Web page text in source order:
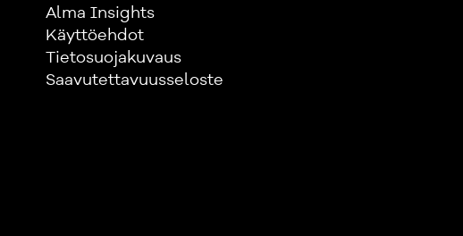
Alma Insights
Käyttöehdot
Tietosuojakuvaus
Saavutettavuusseloste